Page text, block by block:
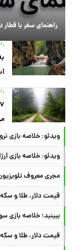
راهنمای سفر با
ویدئو: خلاصه بازی نروژ ۱ -
ویدئو: خلاصه بازی آرژانتین ۳
مجری معروف
قیمت دلار، طلا و سکه
ببینید؛ خلاصه بازی سوئیس ۰ (۴) - کلمبیا ۰ (۳)
قیمت دلار، طلا و سکه امروز